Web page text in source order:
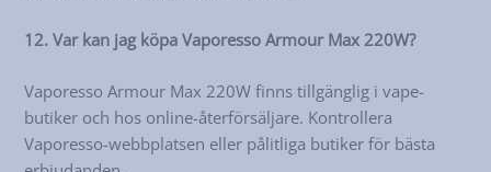
12. Var kan jag köpa Vaporesso Armour Max 220W?
Vaporesso Armour Max 220W finns tillgänglig i vape-
butiker och hos online-återförsäljare. Kontrollera
Vaporesso-webbplatsen eller pålitliga butiker för bästa